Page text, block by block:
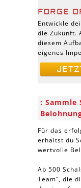
FORGE
Entwickle
die Zukunft.
diesem
eigenes
Sammle
Für das
erhältst du
wertvolle
Ab 500
Team“, die